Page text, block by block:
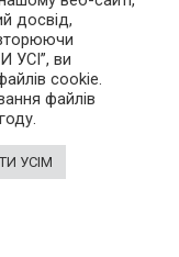
досвід,
УСІ”, ви
cookie.
файлів
УСІМ